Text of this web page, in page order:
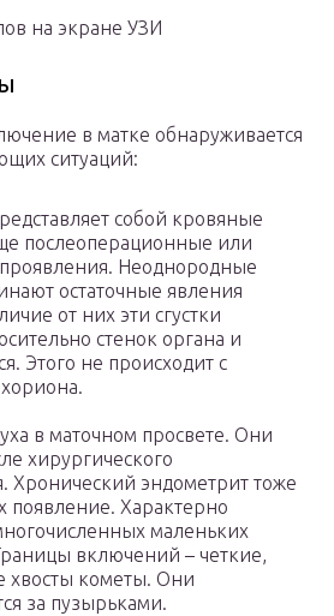
на экране УЗИ
в матке обнаруживается
ситуаций:
собой кровяные
послеоперационные или
Неоднородные
остаточные явления
от них эти сгустки
стенок органа и
Этого не происходит с
в маточном просвете. Они
хирургического
Хронический эндометрит тоже
появление. Характерно
маленьких
включений – четкие,
кометы. Они
за пузырьками.